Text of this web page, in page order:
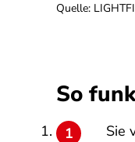
Quelle:
So
Sie